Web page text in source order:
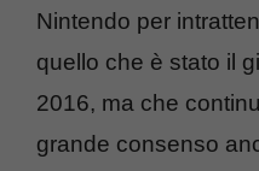
Nintendo per
quello che è stato il
2016, ma che
grande consenso